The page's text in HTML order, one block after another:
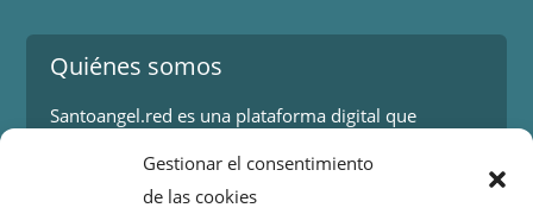
Gestionar el consentimiento
de las cookies
Quiénes somos
Santoangel.red es una plataforma digital que